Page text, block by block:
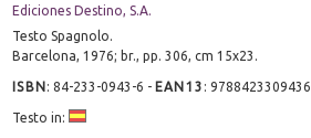
Ediciones Destino, S.A.
Testo Spagnolo.
Barcelona, 1976; br., pp. 306, cm 15x23.
ISBN:84-233-0943-6 - EAN13 :9788423309436
Testo in: